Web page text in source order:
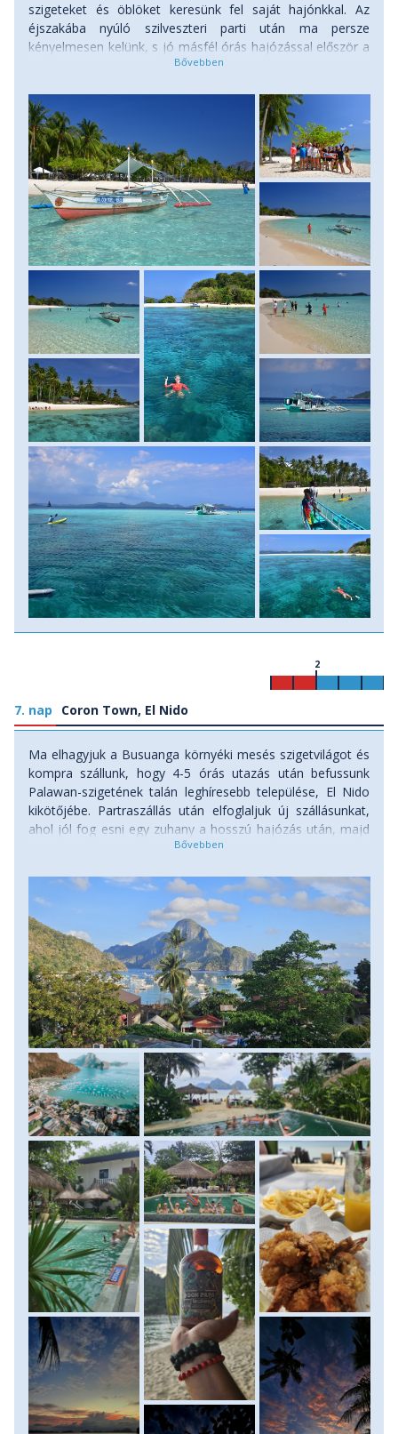
szigeteket és öblöket keresünk fel saját hajónkkal. Az
éjszakába nyúló szilveszteri parti után ma persze
kényelmesen kelünk, s jó másfél órás hajózással először a
Ditaytayan sandbar-hoz, azaz egy tengerbe nyúló,
homokzátony egyik oldalán a sekély vízben úszkálhatunk,
míg a másik oldal a mély vízzel és a változatos
korallzátonyokkal remek sznorkelezési lehetőséget kínál. A
helyiek úgy tartják, hogy a környező szigetek körül a víz
olyan tiszta, mint sehol máshol a világon. Természetesen
ennek utánajárva merülünk mi is minél többször a víz alá,
hogy hatalmas, érintetlen korallmezők között élvezzük ki a
tengeri élővilág csodáit. Kései ebédünket a Malcapuya
island csendes parti vízein fogyasztjuk el, majd nem marad
más hátra, mint egy hatalmas strandolás a pálmafákkal
övezett, fehér fövenyes, türkizkék vízű öbölben, ahol újra
különlegesen szép víz alatti világ tárul elénk az
"Akváriumnál." Napunk vége felé aztán befutunk Coron
Town kikötőjébe, s visszatérünk a már ismerős
szállásunkra, s este már újra valamelyik remek étteremben
ízlelhetjük meg a helyi speciálitásokat. Szállás: szálloda,
ellátás: reggeli, a hajókiránduláson ebéd.
7. nap Coron Town, El Nido
2
Ma elhagyjuk a Busuanga környéki mesés szigetvilágot és
kompra szállunk, hogy 4-5 órás utazás után befussunk
Palawan-szigetének talán leghíresebb települése, El Nido
kikötőjébe. Partraszállás után elfoglaljuk új szállásunkat,
ahol jól fog esni egy zuhany a hosszú hajózás után, majd
felfrissülve belevethetjük magunkat a Coronnál sokkal
éttermek, bárok közül válogathatunk, kétségtelenül jól fog
esni a gyönyörű kirándulások után újra élvezni a civilizáció
vívmányait is. Amennyiben időnk engedi, a napnyugta
varázslatos fényeit a környék legfelkapottabb napnyugta
néző partszakaszán várjuk be, jófajta rumok és jó zene
mellett. El Nidoban négy éjszakát töltünk. Szállás: szálloda,
ellátás: reggeli.